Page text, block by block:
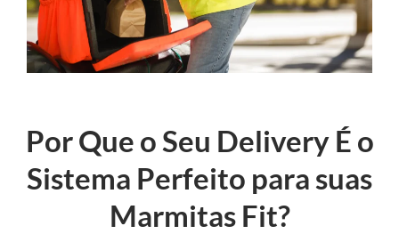
Por Que o Seu Delivery É o
Sistema Perfeito para suas
Marmitas Fit?